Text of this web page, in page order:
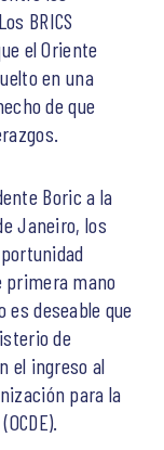
BRICS
el Oriente
en una
de que
Boric a la
Janeiro, los
primera mano
deseable que
de
el ingreso al
para la